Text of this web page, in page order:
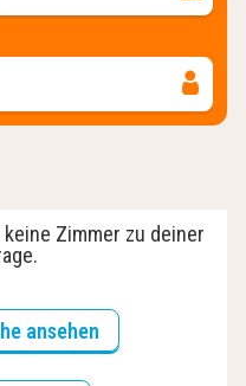
Zimmer zu deiner
ansehen